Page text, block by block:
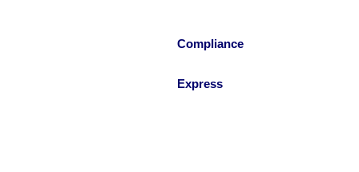
Compliance
Express